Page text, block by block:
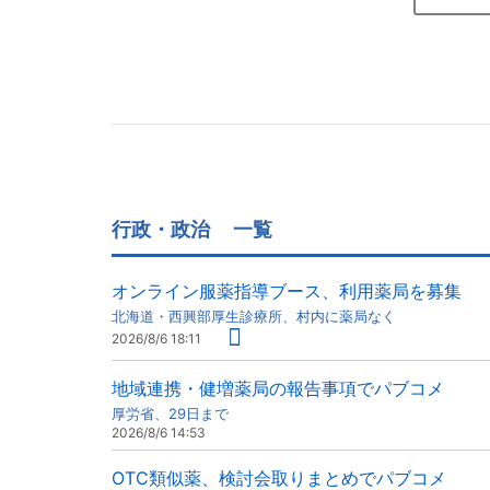
行政・政治 一覧
オンライン服薬指導ブース、利用薬局を募集
北海道・西興部厚生診療所、村内に薬局なく
2026/8/6 18:11
地域連携・健増薬局の報告事項でパブコメ
厚労省、29日まで
2026/8/6 14:53
OTC類似薬、検討会取りまとめでパブコメ